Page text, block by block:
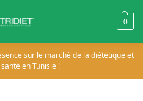
0
sur le marché de la diététique et
en Tunisie !